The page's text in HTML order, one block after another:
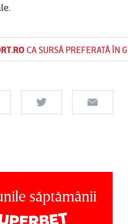
CA SURSĂ PREFERATĂ ÎN
săptămânii